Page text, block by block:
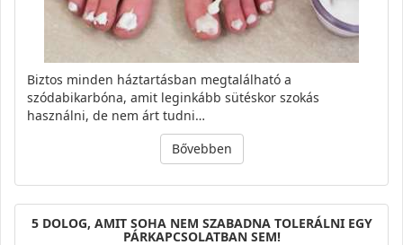
Biztos minden háztartásban megtalálható a
szódabikarbóna, amit leginkább sütéskor szokás
használni, de nem árt tudni…
Bővebben
5 DOLOG, AMIT SOHA NEM SZABADNA TOLERÁLNI EGY
PÁRKAPCSOLATBAN SEM!